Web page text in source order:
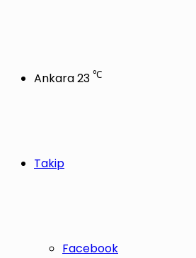
Ankara23 ℃
Takip
Facebook